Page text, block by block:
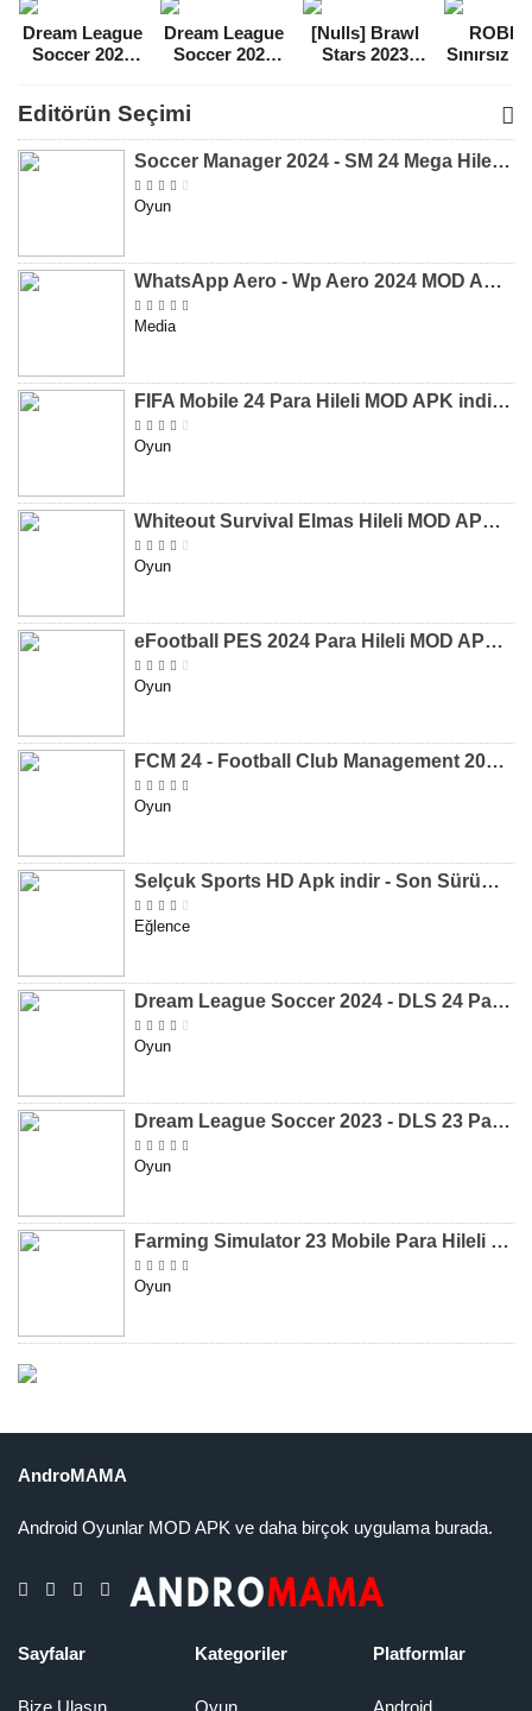
Dream League
Soccer 2021
[v8.31]
Dream League
Soccer 2022
[Nulls] Brawl
Stars 2023
Sınırsız
Editörün Seçimi
Soccer Manager 2024 - SM 24 Mega Hileli MOD APK indir [v3.0.0]
Oyun
WhatsApp Aero - Wp Aero 2024 MOD APK indir [v10.0.2]
Media
FIFA Mobile 24 Para Hileli MOD APK indir [v20.1.02]
Oyun
Whiteout Survival Elmas Hileli MOD APK indir [v1.13.1]
Oyun
eFootball PES 2024 Para Hileli MOD APK indir [v8.2.0]
Oyun
FCM 24 - Football Club Management 2024 Para Hileli MOD APK indir [v1.0.4]
Oyun
Selçuk Sports HD Apk indir - Son Sürüm 2024 [2.0.1.9]
Eğlence
Dream League Soccer 2024 - DLS 24 Para Hileli MOD APK indir [v11.050]
Oyun
Dream League Soccer 2023 - DLS 23 Para Hileli MOD APK [v11.020]
Oyun
Farming Simulator 23 Mobile Para Hileli MOD APK indir [v0.0.0.8]
Oyun
AndroMAMA
Android Oyunlar MOD APK ve daha birçok uygulama burada.
Sayfalar
Bize Ulaşın
Kategoriler
Oyun
Platformlar
Android